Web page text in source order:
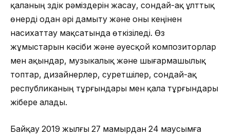
қаланың үздік рәміздерін жасау, сондай-ақ ұлттық
өнерді одан әрі дамыту және оны кеңінен
насихаттау мақсатында өткізіледі. Өз
жұмыстарын кәсіби және әуесқой композиторлар
мен ақындар, музыкалық және шығармашылық
топтар, дизайнерлер, суретшілер, сондай-ақ
республиканың тұрғындары мен қала тұрғындары
жібере алады.
Байқау 2019 жылғы 27 мамырдан 24 маусымға